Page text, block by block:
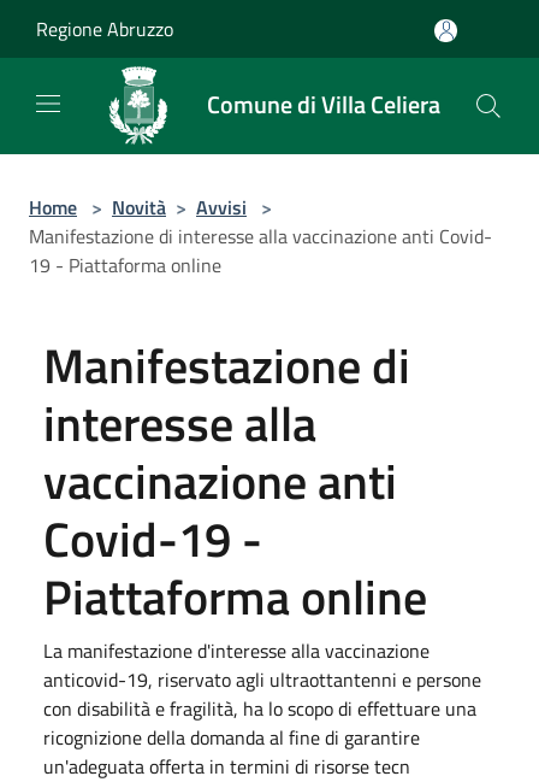
Regione Abruzzo
Comune di Villa Celiera
Home > Novità > Avvisi >
Manifestazione di interesse alla vaccinazione anti Covid-
19 - Piattaforma online
Manifestazione di
interesse alla
vaccinazione anti
Covid-19 -
Piattaforma online
La manifestazione d'interesse alla vaccinazione
anticovid-19, riservato agli ultraottantenni e persone
con disabilità e fragilità, ha lo scopo di effettuare una
ricognizione della domanda al fine di garantire
un'adeguata offerta in termini di risorse tecn